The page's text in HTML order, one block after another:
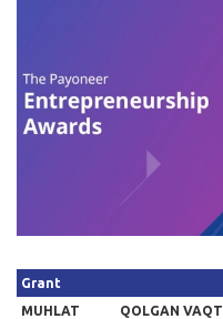
Grant
MUHLAT
QOLGAN VAQT